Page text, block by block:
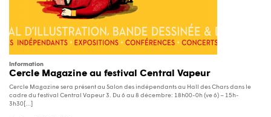
Information
Cercle Magazine au festival Central Vapeur
Cercle Magazine sera présent au Salon des indépendants au Hall des Chars dans le
cadre du festival Central Vapeur 3. Du 6 au 8 décembre: 18h00-0h (ve 6) – 15h-
3h30[...]